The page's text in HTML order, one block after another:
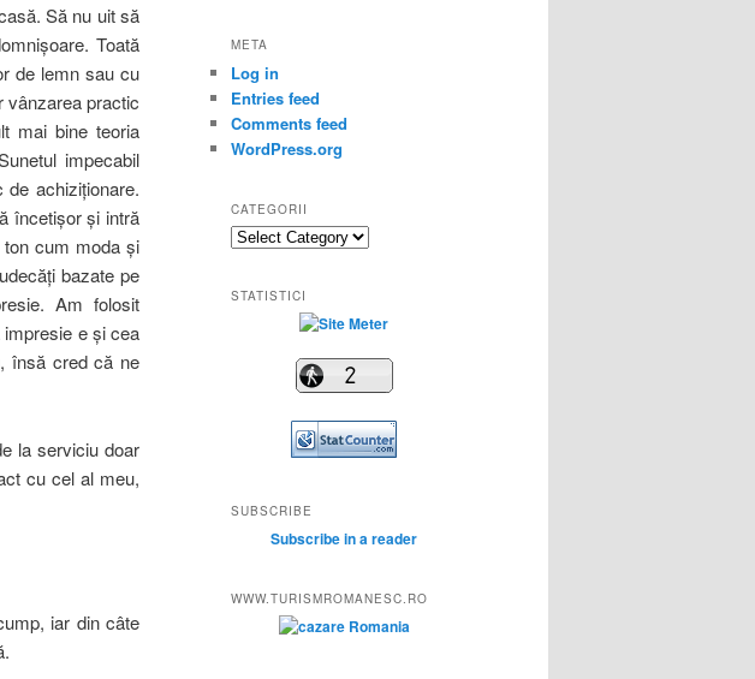
Să nu uit să
Toată
de lemn sau cu
vânzarea practic
mai bine teoria
impecabil
achiziţionare.
încetişor şi intră
cum moda şi
bazate pe
Am folosit
e şi cea
însă cred că ne
la serviciu doar
cu cel al meu,
iar din câte
META
Log in
Entries feed
Comments feed
WordPress.org
CATEGORII
Categorii
STATISTICI
SUBSCRIBE
Subscribe in a reader
WWW.TURISMROMANESC.RO